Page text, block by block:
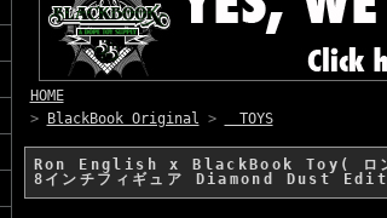
HOME
>
BlackBook Original > TOYS
Ron English x BlackBook Toy( ロン
8インチフィギュア Diamond Dust